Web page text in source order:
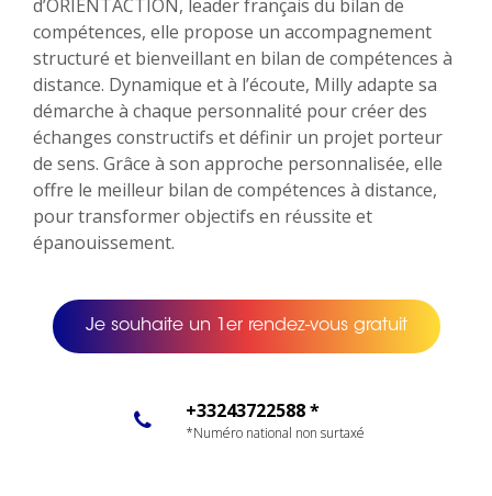
d’ORIENTACTION, leader français du bilan de
compétences, elle propose un accompagnement
structuré et bienveillant en bilan de compétences à
distance. Dynamique et à l’écoute, Milly adapte sa
démarche à chaque personnalité pour créer des
échanges constructifs et définir un projet porteur
de sens. Grâce à son approche personnalisée, elle
offre le meilleur bilan de compétences à distance,
pour transformer objectifs en réussite et
épanouissement.
Je souhaite un 1er rendez-vous gratuit
+33243722588 *
*Numéro national non surtaxé